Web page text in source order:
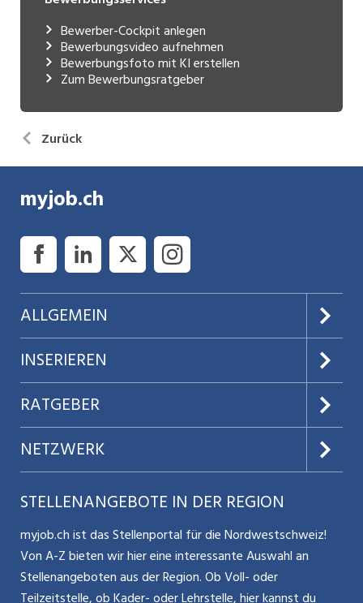
Bewerber-Cockpit anlegen
Bewerbungsvideo aufnehmen
Bewerbungsfoto mit KI erstellen
Zum Bewerbungsratgeber
Zurück
myjob.ch
ALLGEMEIN
Über uns
AGB
Datenschutz
Nutzungsbedingungen
Glossar
Kontakt
Impressum
INSERIEREN
Preise & Leistungen
Jobs verwalten
Benutzermanual
Bewerber-Cockpit
RATGEBER
Teilzeit / Flexible Arbeitsmodelle
Mitarbeiter 50+ / Pensionierung
NETZWERK
Aargauerzeitung.ch
CH Media
ostjob.ch
STELLENANGEBOTE IN DER REGION
myjob.ch ist das Stellenportal für die Nordwestschweiz!
Von A-Z bieten wir hier eine interessante Auswahl an
Stellenangeboten aus der Region. Ob Voll- oder
Teilzeitstelle, ob Kader- oder Lehrstelle, hier kannst du